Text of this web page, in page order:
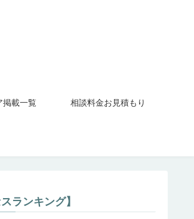
掲載一覧 相談料金お見積もり
スランキング】